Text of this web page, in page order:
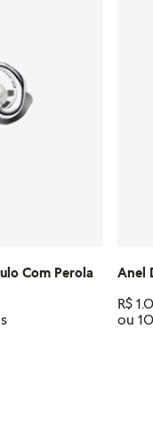
Com Perola Anel
R$ 1.
ou 10